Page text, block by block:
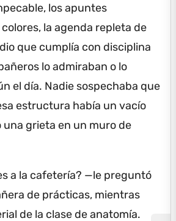
los apuntes
la agenda repleta de
que cumplía con disciplina
lo admiraban o lo
el día. Nadie sospechaba que
estructura había un vacío
una grieta en un muro de
a la cafetería? —le preguntó
de prácticas, mientras
de la clase de anatomía.